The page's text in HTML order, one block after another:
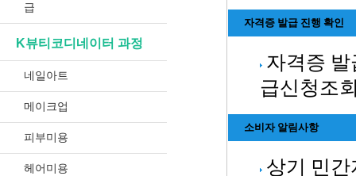
급
K뷰티코디네이터 과정
네일아트
메이크업
피부미용
헤어미용
자격증 발급 진행 확인
자격증
급신청조
소비자 알림사항
상기 민